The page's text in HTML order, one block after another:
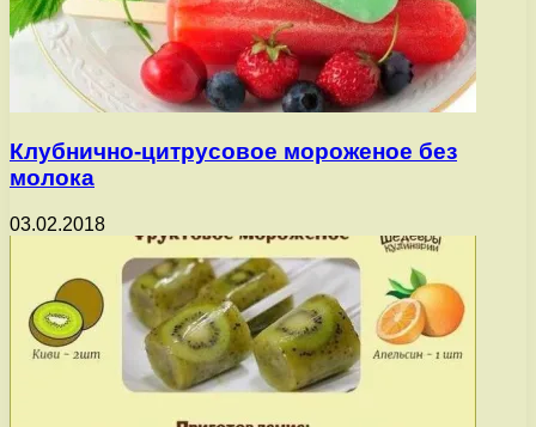
Клубнично-цитрусовое мороженое без
молока
03.02.2018